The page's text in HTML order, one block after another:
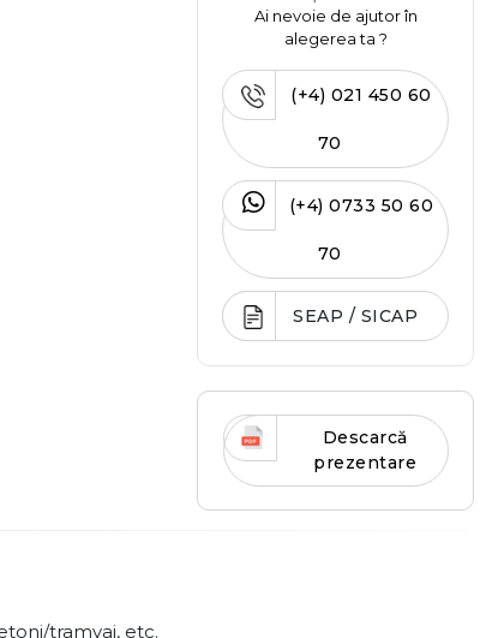
Ai nevoie de ajutor în
alegerea ta ?
(+4) 021 450 60
70
(+4) 0733 50 60
70
SEAP / SICAP
Descarcă
prezentare
tramvai, etc.